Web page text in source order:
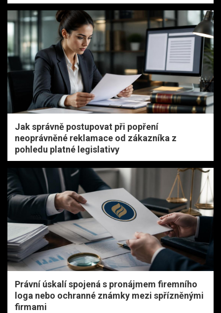
Jak správně postupovat při popření
neoprávněné reklamace od zákazníka z
pohledu platné legislativy
Právní úskalí spojená s pronájmem firemního
loga nebo ochranné známky mezi spřízněnými
firmami